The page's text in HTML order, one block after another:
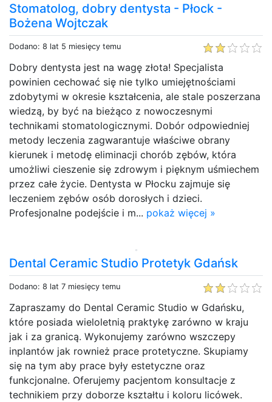
Stomatolog, dobry dentysta - Płock -
Bożena Wojtczak
Dodano: 8 lat 5 miesięcy temu
Dobry dentysta jest na wagę złota! Specjalista
powinien cechować się nie tylko umiejętnościami
zdobytymi w okresie kształcenia, ale stale poszerzana
wiedzą, by być na bieżąco z nowoczesnymi
technikami stomatologicznymi. Dobór odpowiedniej
metody leczenia zagwarantuje właściwe obrany
kierunek i metodę eliminacji chorób zębów, która
umożliwi cieszenie się zdrowym i pięknym uśmiechem
przez całe życie. Dentysta w Płocku zajmuje się
leczeniem zębów osób dorosłych i dzieci.
Profesjonalne podejście i m... pokaż więcej »
Dental Ceramic Studio Protetyk Gdańsk
Dodano: 8 lat 7 miesięcy temu
Zapraszamy do Dental Ceramic Studio w Gdańsku,
które posiada wieloletnią praktykę zarówno w kraju
jak i za granicą. Wykonujemy zarówno wszczepy
inplantów jak rownież prace protetyczne. Skupiamy
się na tym aby prace były estetyczne oraz
funkcjonalne. Oferujemy pacjentom konsultacje z
technikiem przy doborze kształtu i koloru licówek.